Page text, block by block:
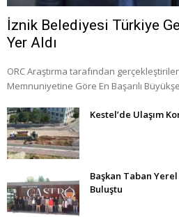
İznik Belediyesi Türkiye
Yer Aldı
ORC Araştırma tarafından
Memnuniyetine Göre En Başarılı
Kestel’de Ulaşım
Başkan Taban
Buluştu